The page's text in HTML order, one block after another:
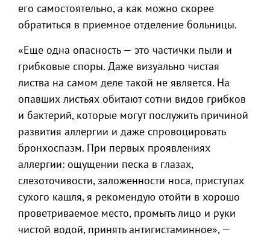
его самостоятельно, а как можно скорее
обратиться в приемное отделение больницы.
«Еще одна опасность — это частички пыли и
грибковые споры. Даже визуально чистая
листва на самом деле такой не является. На
опавших листьях обитают сотни видов грибков
и бактерий, которые могут послужить причиной
развития аллергии и даже спровоцировать
бронхоспазм. При первых проявлениях
аллергии: ощущении песка в глазах,
слезоточивости, заложенности носа, приступах
сухого кашля, я рекомендую отойти в хорошо
проветриваемое место, промыть лицо и руки
чистой водой, принять антигистаминное», —